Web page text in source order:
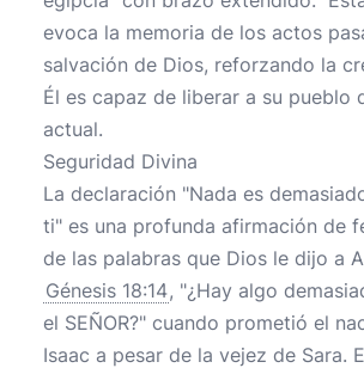
evoca la memoria de los actos
salvación de Dios, reforzando la
Él es capaz de liberar a su pueblo
actual.
Seguridad Divina
La declaración "Nada es
ti" es una profunda afirmación de
de las palabras que Dios le dijo a
Génesis 18:14, "¿Hay algo
el SEÑOR?" cuando prometió el
Isaac a pesar de la vejez de Sara.